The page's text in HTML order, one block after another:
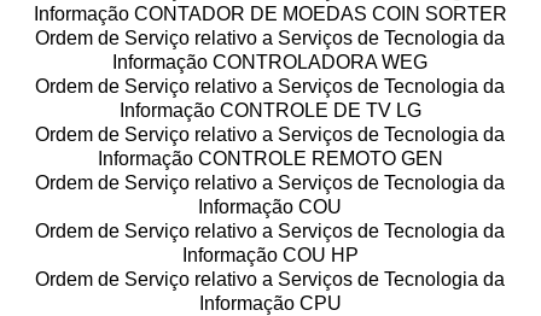
Informação CONTADOR DE MOEDAS COIN SORTER
Ordem de Serviço relativo a Serviços de Tecnologia da
Informação CONTROLADORA WEG
Ordem de Serviço relativo a Serviços de Tecnologia da
Informação CONTROLE DE TV LG
Ordem de Serviço relativo a Serviços de Tecnologia da
Informação CONTROLE REMOTO GEN
Ordem de Serviço relativo a Serviços de Tecnologia da
Informação COU
Ordem de Serviço relativo a Serviços de Tecnologia da
Informação COU HP
Ordem de Serviço relativo a Serviços de Tecnologia da
Informação CPU